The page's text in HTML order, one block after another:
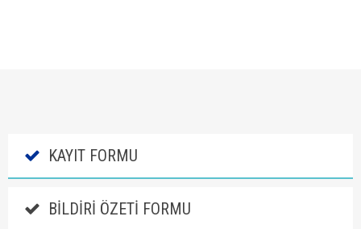
KAYIT FORMU
BILDIRI ÖZETI FORMU